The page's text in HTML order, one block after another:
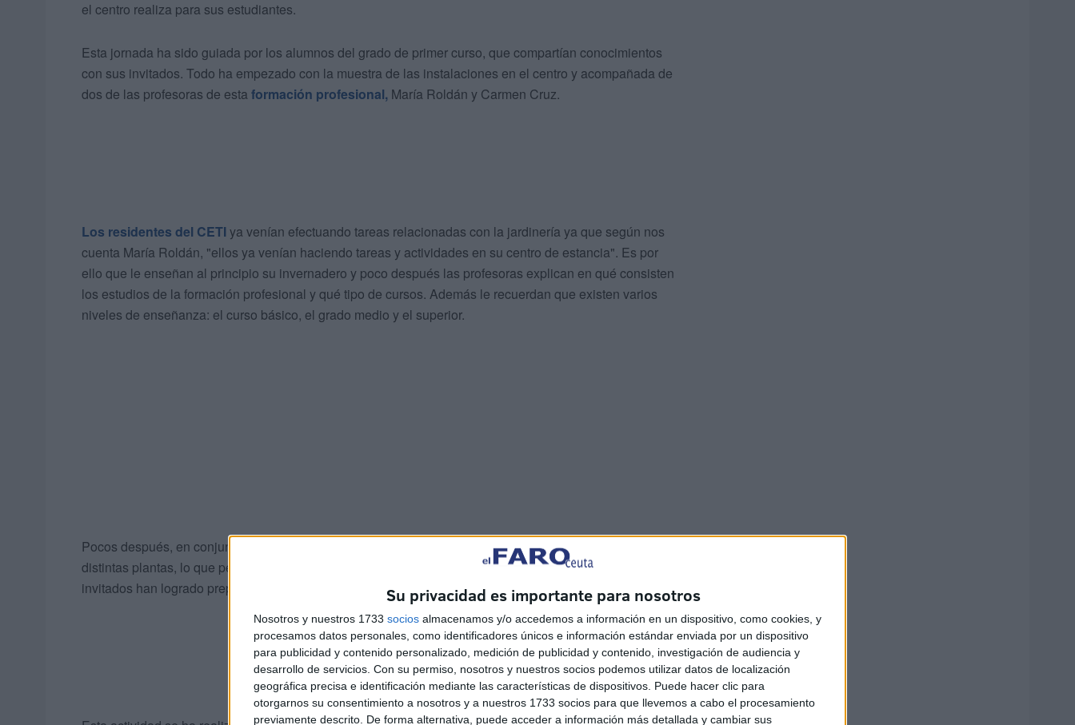
Su privacidad es importante para nosotros
Nosotros y nuestros 1733 socios almacenamos y/o accedemos a información en un dispositivo, como cookies, y
procesamos datos personales, como identificadores únicos e información estándar enviada por un dispositivo
para publicidad y contenido personalizado, medición de publicidad y contenido, investigación de audiencia y
desarrollo de servicios. Con su permiso, nosotros y nuestros socios podemos utilizar datos de localización
geográfica precisa e identificación mediante las características de dispositivos. Puede hacer clic para
otorgarnos su consentimiento a nosotros y a nuestros 1733 socios para que llevemos a cabo el procesamiento
previamente descrito. De forma alternativa, puede acceder a información más detallada y cambiar sus
el centro realiza para sus estudiantes.
Esta jornada ha sido guiada por los alumnos del grado de primer curso, que compartían conocimientos
con sus invitados. Todo ha empezado con la muestra de las instalaciones en el centro y acompañada de
dos de las profesoras de esta formación profesional, María Roldán y Carmen Cruz.
Los residentes del CETIya venían efectuando tareas relacionadas con la jardinería ya que según nos
cuenta María Roldán, "ellos ya venían haciendo tareas y actividades en su centro de estancia". Es por
ello que le enseñan al principio su invernadero y poco después las profesoras explican en qué consisten
los estudios de la formación profesional y qué tipo de cursos. Además le recuerdan que existen varios
niveles de enseñanza: el curso básico, el grado medio y el superior.
Pocos después, en conjunto empiezan a compartir conocimientos: comienzan a preparar 'esquejes' en
distintas plantas, lo que permite a la reproducción de éstas en otro lugar. Más tarde, los alumnos y sus
invitados han logrado preparar el terreno de las instalaciones y sembrar el césped "en un tiempo récord".